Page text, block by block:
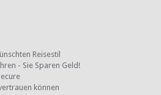
Reisestil
- Sie Sparen Geld!
können